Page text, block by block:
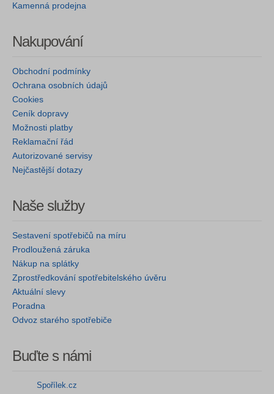
Kamenná prodejna
Nakupování
Obchodní podmínky
Ochrana osobních údajů
Cookies
Ceník dopravy
Možnosti platby
Reklamační řád
Autorizované servisy
Nejčastější dotazy
Naše služby
Sestavení spotřebičů na míru
Prodloužená záruka
Nákup na splátky
Zprostředkování spotřebitelského úvěru
Aktuální slevy
Poradna
Odvoz starého spotřebiče
Buďte s námi
Spořílek.cz